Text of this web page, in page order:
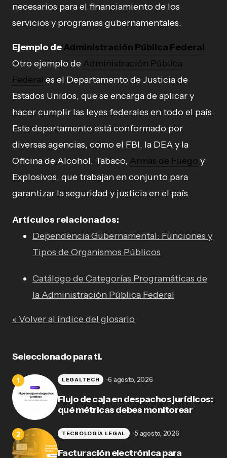
necesarios para el financiamiento de los
servicios y programas gubernamentales.
Ejemplo deAdministración Pública Federal
Otro ejemplo de Administración Pública
Federal es el Departamento de Justicia de
Estados Unidos, que se encarga de aplicar y
hacer cumplir las leyes federales en todo el país.
Este departamento está conformado por
diversas agencias, como el FBI, la DEA y la
Oficina de Alcohol, Tabaco, Armas de Fuego y
Explosivos, que trabajan en conjunto para
garantizar la seguridad y justicia en el país.
Artículos relacionados:
Dependencia Gubernamental: Funciones y
Tipos de Organismos Públicos
Catálogo de Categorías Programáticas de
la Administración Pública Federal
« Volver al índice del glosario
Seleccionado para ti.
Flujo de caja en despachos jurídicos:
qué métricas debes monitorear
LEGALTECH 6 agosto, 2026
Facturación electrónica para
TECNOLOGÍA LEGAL 5 agosto, 2026